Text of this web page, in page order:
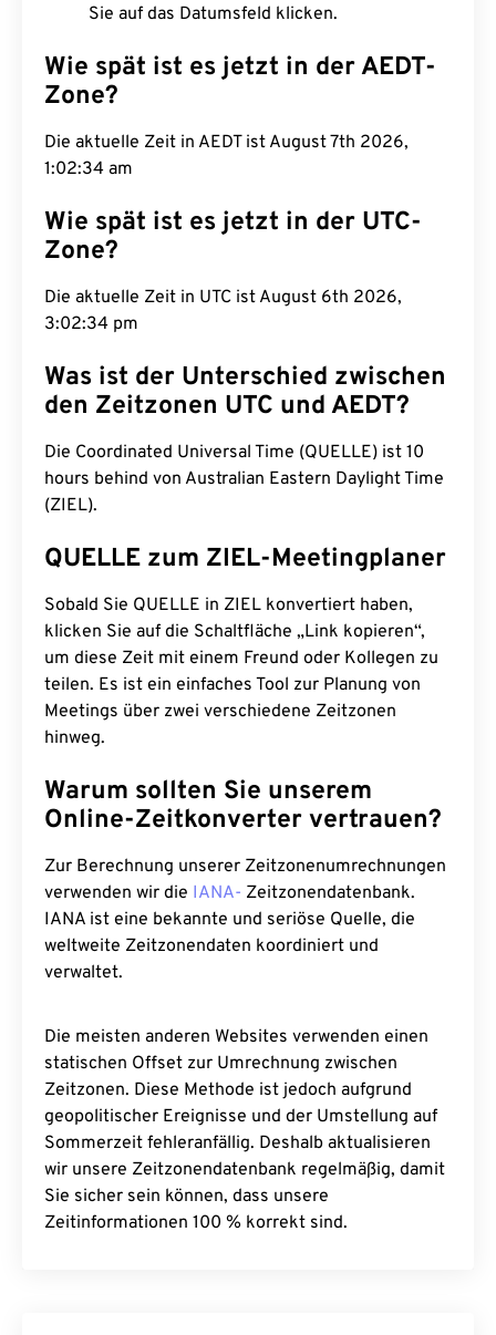
Sie auf das Datumsfeld klicken.
Wie spät ist es jetzt in der AEDT-
Zone?
Die aktuelle Zeit in AEDT ist August 7th 2026,
1:02:35 am
Wie spät ist es jetzt in der UTC-
Zone?
Die aktuelle Zeit in UTC ist August 6th 2026,
3:02:35 pm
Was ist der Unterschied zwischen
den Zeitzonen UTC und AEDT?
Die Coordinated Universal Time (QUELLE) ist 10
hours behind von Australian Eastern Daylight Time
(ZIEL).
QUELLE zum ZIEL-Meetingplaner
Sobald Sie QUELLE in ZIEL konvertiert haben,
klicken Sie auf die Schaltfläche „Link kopieren“,
um diese Zeit mit einem Freund oder Kollegen zu
teilen. Es ist ein einfaches Tool zur Planung von
Meetings über zwei verschiedene Zeitzonen
hinweg.
Warum sollten Sie unserem
Online-Zeitkonverter vertrauen?
Zur Berechnung unserer Zeitzonenumrechnungen
verwenden wir die IANA- Zeitzonendatenbank.
IANA ist eine bekannte und seriöse Quelle, die
weltweite Zeitzonendaten koordiniert und
verwaltet.
Die meisten anderen Websites verwenden einen
statischen Offset zur Umrechnung zwischen
Zeitzonen. Diese Methode ist jedoch aufgrund
geopolitischer Ereignisse und der Umstellung auf
Sommerzeit fehleranfällig. Deshalb aktualisieren
wir unsere Zeitzonendatenbank regelmäßig, damit
Sie sicher sein können, dass unsere
Zeitinformationen 100 % korrekt sind.